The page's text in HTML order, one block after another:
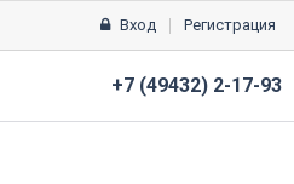
Вход Регистрация
+7 (49432) 2-17-93